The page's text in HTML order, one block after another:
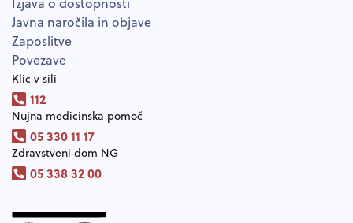
Javna naročila in objave
Zaposlitve
Povezave
Klic v sili
112
Nujna medicinska pomoč
05 330 11 17
Zdravstveni dom NG
05 338 32 00